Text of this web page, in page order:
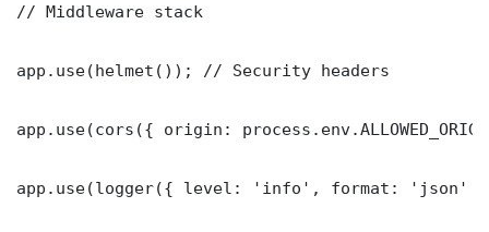
// Middleware stack
app.use(helmet()); // Security headers
app.use(cors({ origin:
app.use(logger({ level: 'info', format: 'json'